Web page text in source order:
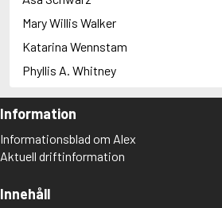
Mary Willis Walker
Katarina Wennstam
Phyllis A. Whitney
Information
Informationsblad om Alex
Aktuell driftinformation
Innehåll